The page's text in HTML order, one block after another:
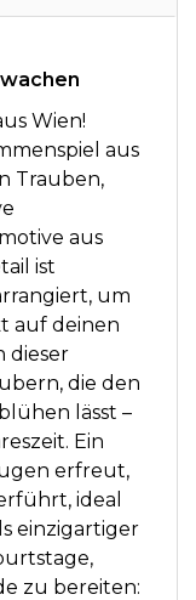
Wien!
aus
Trauben,
aus
ist
um
auf deinen
dieser
die den
lässt –
Ein
erfreut,
ideal
einzigartiger
zu bereiten: